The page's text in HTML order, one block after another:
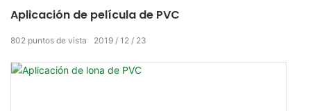
Aplicación de película de PVC
2019 12 23
802 puntos de vista